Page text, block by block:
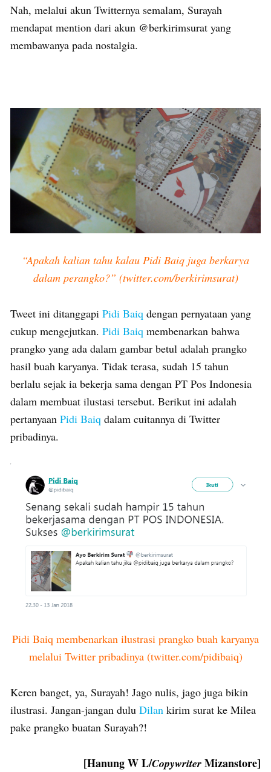
Nah, melalui akun Twitternya semalam, Surayah
mendapat mention dari akun @berkirimsurat yang
membawanya pada nostalgia.
“Apakah kalian tahu kalau Pidi Baiq juga berkarya
dalam perangko?” (twitter.com/berkirimsurat)
Tweet ini ditanggapi Pidi Baiq dengan pernyataan yang
cukup mengejutkan. Pidi Baiq membenarkan bahwa
prangko yang ada dalam gambar betul adalah prangko
hasil buah karyanya. Tidak terasa, sudah 15 tahun
berlalu sejak ia bekerja sama dengan PT Pos Indonesia
dalam membuat ilustasi tersebut. Berikut ini adalah
pertanyaan Pidi Baiq dalam cuitannya di Twitter
pribadinya.
Pidi Baiq membenarkan ilustrasi prangko buah karyanya
melalui Twitter pribadinya (twitter.com/pidibaiq)
Keren banget, ya, Surayah! Jago nulis, jago juga bikin
ilustrasi. Jangan-jangan dulu Dilan kirim surat ke Milea
pake prangko buatan Surayah?!
[Hanung W L/Copywriter Mizanstore]